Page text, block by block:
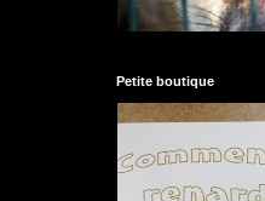
Petite boutique